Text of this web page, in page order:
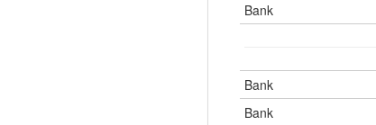
Akkusativ
Bank
Bank
Bank